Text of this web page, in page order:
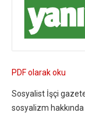
PDF olarak oku
Sosyalist İşçi
sosyalizm